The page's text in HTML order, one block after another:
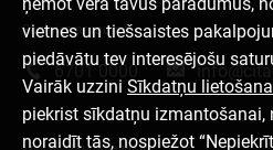
vietnes un tiešsaistes
piedāvātu tev interesējošu
Vairāk uzzini Sīkdatņu
piekrist sīkdatņu izmantošanai,
noraidīt tās, nospiežot
Sazinies ar mums
6701 0000